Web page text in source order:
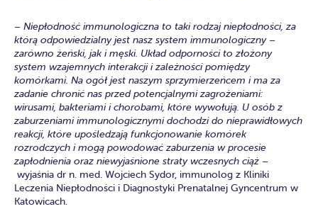
– Niepłodność immunologiczna to taki rodzaj niepłodności, za
którą odpowiedzialny jest nasz system immunologiczny –
zarówno żeński, jak i męski. Układ odporności to złożony
system wzajemnych interakcji i zależności pomiędzy
komórkami. Na ogół jest naszym sprzymierzeńcem i ma za
zadanie chronić nas przed potencjalnymi zagrożeniami:
wirusami, bakteriami i chorobami, które wywołują. U osób z
zaburzeniami immunologicznymi dochodzi do nieprawidłowych
reakcji, które upośledzają funkcjonowanie komórek
rozrodczych i mogą powodować zaburzenia w procesie
zapłodnienia oraz niewyjaśnione straty wczesnych ciąż –
wyjaśnia dr n. med. Wojciech Sydor, immunolog z Kliniki
Leczenia Niepłodności i Diagnostyki Prenatalnej Gyncentrum w
Katowicach.